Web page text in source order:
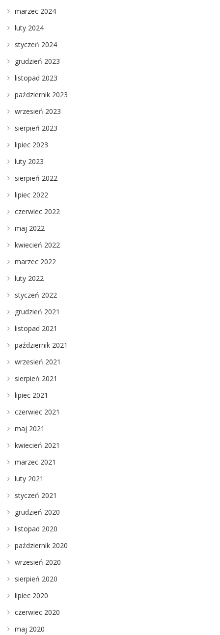
marzec 2024
luty 2024
styczeń 2024
grudzień 2023
listopad 2023
październik 2023
wrzesień 2023
sierpień 2023
lipiec 2023
luty 2023
sierpień 2022
lipiec 2022
czerwiec 2022
maj 2022
kwiecień 2022
marzec 2022
luty 2022
styczeń 2022
grudzień 2021
listopad 2021
październik 2021
wrzesień 2021
sierpień 2021
lipiec 2021
czerwiec 2021
maj 2021
kwiecień 2021
marzec 2021
luty 2021
styczeń 2021
grudzień 2020
listopad 2020
październik 2020
wrzesień 2020
sierpień 2020
lipiec 2020
czerwiec 2020
maj 2020